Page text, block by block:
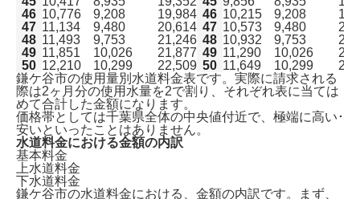
46 10,776 9,208 19,984 46 10,215 9,208
47 11,134 9,480 20,614 47 10,573 9,480
48 11,493 9,753 21,246 48 10,932 9,753
49 11,851 10,026 21,877 49 11,290 10,026
50 12,210 10,299 22,509 50 11,649 10,299
鎌ケ谷市の使用量別水道料金表です。実際に請求される
際は2ヶ月分の使用水量を2で割り、それぞれ表に当ては
めて合計した金額になります。
価格帯としては千葉県全体の中央値付近で、極端に高い･
安いといったことはありません。
水道料金における金額の内訳
基本料金
上水道料金
下水道料金
鎌ケ谷市の水道料金における、金額の内訳です。まず、